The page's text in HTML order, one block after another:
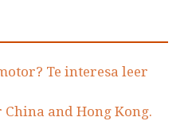
Te interesa leer
and Hong Kong.